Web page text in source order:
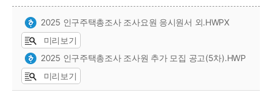
2025 인구주택총조사 조사요원 응시원서 외.HWPX
미리보기
2025 인구주택총조사 조사원 추가 모집 공고(5차).HWP
미리보기